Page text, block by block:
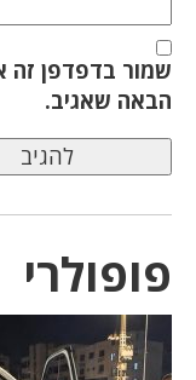
שמור בדפדפן זה
הבאה שאגיב.
פופולרי